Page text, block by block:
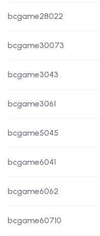
bcgame28022
bcgame30073
bcgame3043
bcgame3061
bcgame5045
bcgame6041
bcgame6062
bcgame60710